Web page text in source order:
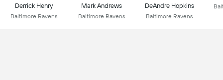
Derrick Henry
Baltimore Ravens
Mark Andrews
Baltimore Ravens
DeAndre Hopkins
Baltimore Ravens